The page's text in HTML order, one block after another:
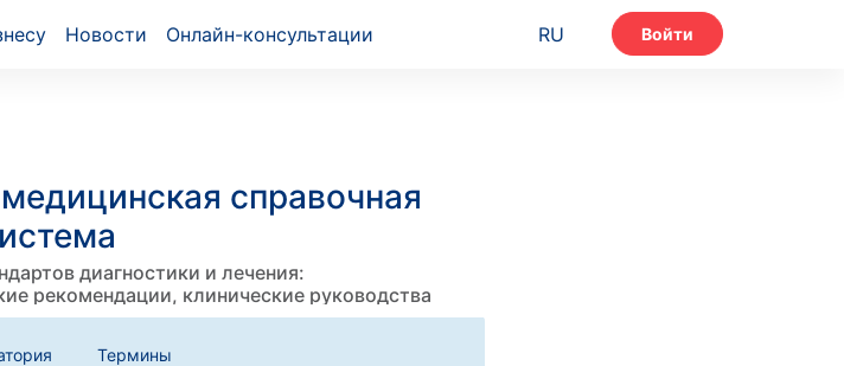
Новости Онлайн-консультации RU Войти
справочная
диагностики и лечения:
рекомендации, клинические руководства
Термины